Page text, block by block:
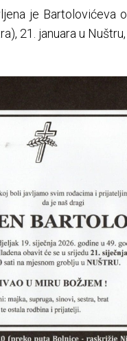
je Bartolovićeva
21. januara u